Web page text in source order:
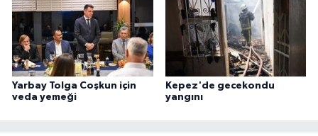
Yarbay Tolga Coşkun için
veda yemeği
Kepez'de gecekondu
yangını